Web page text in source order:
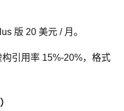
版 20 美元 / 月。
引用率 15%-20%，格式